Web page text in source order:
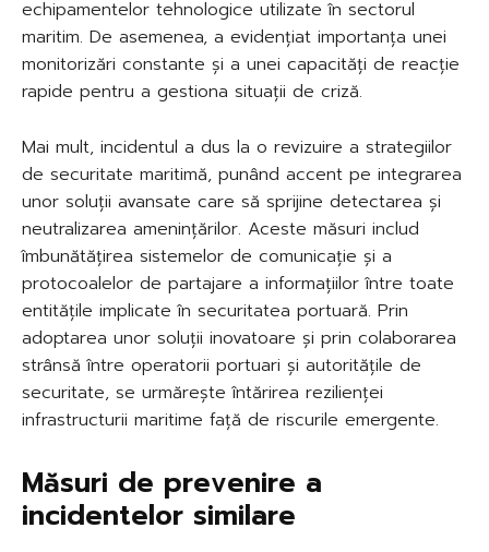
echipamentelor tehnologice utilizate în sectorul
maritim. De asemenea, a evidențiat importanța unei
monitorizări constante și a unei capacități de reacție
rapide pentru a gestiona situații de criză.
Mai mult, incidentul a dus la o revizuire a strategiilor
de securitate maritimă, punând accent pe integrarea
unor soluții avansate care să sprijine detectarea și
neutralizarea amenințărilor. Aceste măsuri includ
îmbunătățirea sistemelor de comunicație și a
protocoalelor de partajare a informațiilor între toate
entitățile implicate în securitatea portuară. Prin
adoptarea unor soluții inovatoare și prin colaborarea
strânsă între operatorii portuari și autoritățile de
securitate, se urmărește întărirea rezilienței
infrastructurii maritime față de riscurile emergente.
Măsuri de prevenire a
incidentelor similare